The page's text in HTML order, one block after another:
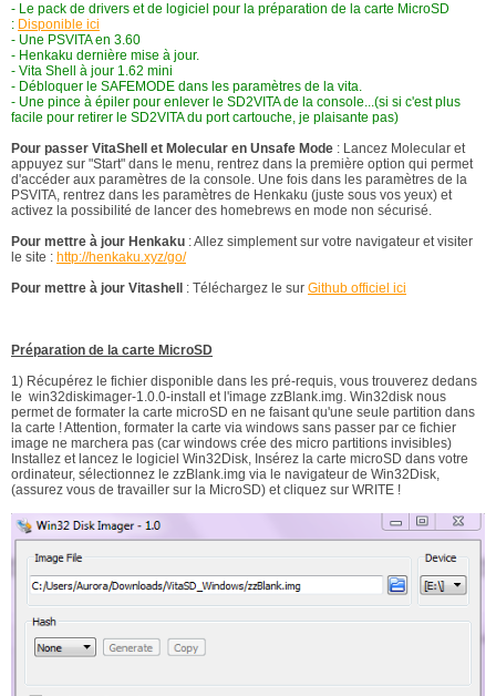
- Le pack de drivers et de logiciel pour la préparation de la carte MicroSD
: Disponible ici
- Une PSVITA en 3.60
- Henkaku dernière mise à jour.
- Vita Shell à jour 1.62 mini
- Débloquer le SAFEMODE dans les paramètres de la vita.
- Une pince à épiler pour enlever le SD2VITA de la console...(si si c'est plus
facile pour retirer le SD2VITA du port cartouche, je plaisante pas)
Pour passer VitaShell et Molecular en Unsafe Mode : Lancez Molecular et
appuyez sur "Start" dans le menu, rentrez dans la première option qui permet
d'accéder aux paramètres de la console. Une fois dans les paramètres de la
PSVITA, rentrez dans les paramètres de Henkaku (juste sous vos yeux) et
activez la possibilité de lancer des homebrews en mode non sécurisé.
Pour mettre à jour Henkaku : Allez simplement sur votre navigateur et visiter
le site : http://henkaku.xyz/go/
Pour mettre à jour Vitashell
: Téléchargez le sur Github officiel ici
Préparation de la carte MicroSD
1) Récupérez le fichier disponible dans les pré-requis, vous trouverez dedans
le win32diskimager-1.0.0-install et l'image zzBlank.img. Win32disk nous
permet de formater la carte microSD en ne faisant qu'une seule partition dans
la carte ! Attention, formater la carte via windows sans passer par ce fichier
image ne marchera pas (car windows crée des micro partitions invisibles)
Installez et lancez le logiciel Win32Disk, Insérez la carte microSD dans votre
ordinateur, sélectionnez le zzBlank.img via le navigateur de Win32Disk,
(assurez vous de travailler sur la MicroSD) et cliquez sur WRITE !